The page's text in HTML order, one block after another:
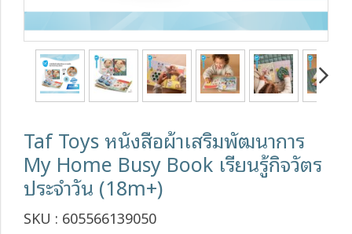
Taf Toys หนังสือผ้าเสริมพัฒนาการ
My Home Busy Book เรียนรู้กิจวัตร
ประจำวัน (18m+)
SKU : 605566139050